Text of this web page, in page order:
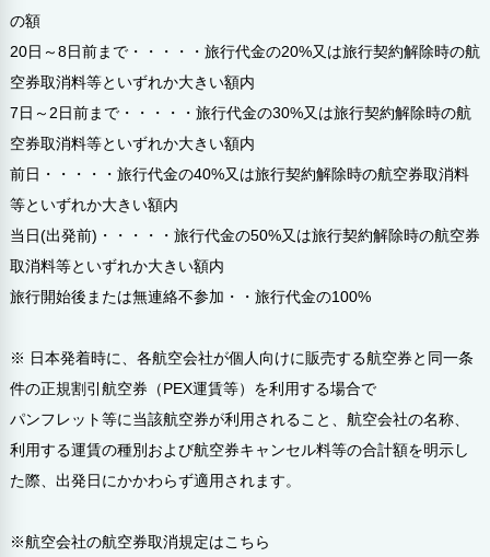
の額
20日～8日前まで・・・・・旅行代金の20%又は旅行契約解除時の航
空券取消料等といずれか大きい額内
7日～2日前まで・・・・・旅行代金の30%又は旅行契約解除時の航
空券取消料等といずれか大きい額内
前日・・・・・旅行代金の40%又は旅行契約解除時の航空券取消料
等といずれか大きい額内
当日(出発前)・・・・・旅行代金の50%又は旅行契約解除時の航空券
取消料等といずれか大きい額内
旅行開始後または無連絡不参加・・旅行代金の100%
※ 日本発着時に、各航空会社が個人向けに販売する航空券と同一条
件の正規割引航空券（PEX運賃等）を利用する場合で
パンフレット等に当該航空券が利用されること、航空会社の名称、
利用する運賃の種別および航空券キャンセル料等の合計額を明示し
た際、出発日にかかわらず適用されます。
※航空会社の航空券取消規定はこちら